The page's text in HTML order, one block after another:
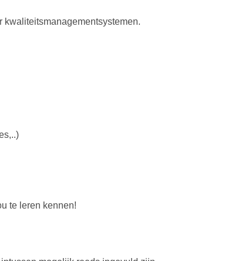
te leren kennen!